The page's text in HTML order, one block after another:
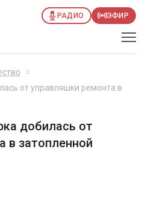
РАДИО ЭФИР
от управляшки ремонта в
добилась от
в затопленной